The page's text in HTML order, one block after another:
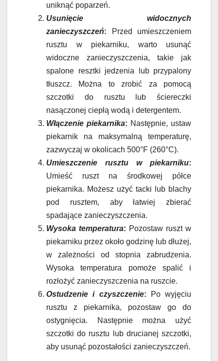
uniknąć poparzeń.
Usunięcie widocznych
zanieczyszczeń: Przed umieszczeniem
rusztu w piekarniku, warto usunąć
widoczne zanieczyszczenia, takie jak
spalone resztki jedzenia lub przypalony
tłuszcz. Można to zrobić za pomocą
szczotki do rusztu lub ściereczki
nasączonej ciepłą wodą i detergentem.
Włączenie piekarnika: Następnie, ustaw
piekarnik na maksymalną temperaturę,
zazwyczaj w okolicach 500°F (260°C).
Umieszczenie rusztu w piekarniku:
Umieść ruszt na środkowej półce
piekarnika. Możesz użyć tacki lub blachy
pod rusztem, aby łatwiej zbierać
spadające zanieczyszczenia.
Wysoka temperatura: Pozostaw ruszt w
piekarniku przez około godzinę lub dłużej,
w zależności od stopnia zabrudzenia.
Wysoka temperatura pomoże spalić i
rozłożyć zanieczyszczenia na ruszcie.
Ostudzenie i czyszczenie: Po wyjęciu
rusztu z piekarnika, pozostaw go do
ostygnięcia. Następnie można użyć
szczotki do rusztu lub drucianej szczotki,
aby usunąć pozostałości zanieczyszczeń.